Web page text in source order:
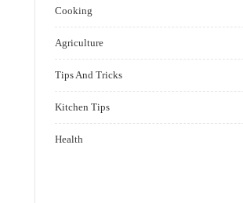
Cooking
Agriculture
Tips And Tricks
Kitchen Tips
Health